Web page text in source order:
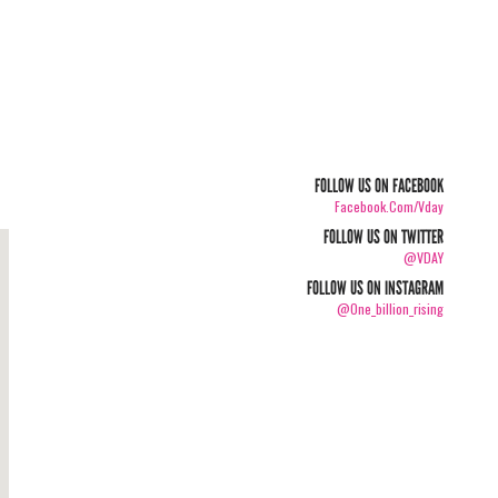
FOLLOW US ON FACEBOOK
Facebook.com/vday
FOLLOW US ON TWITTER
@VDAY
FOLLOW US ON INSTAGRAM
@one_billion_rising